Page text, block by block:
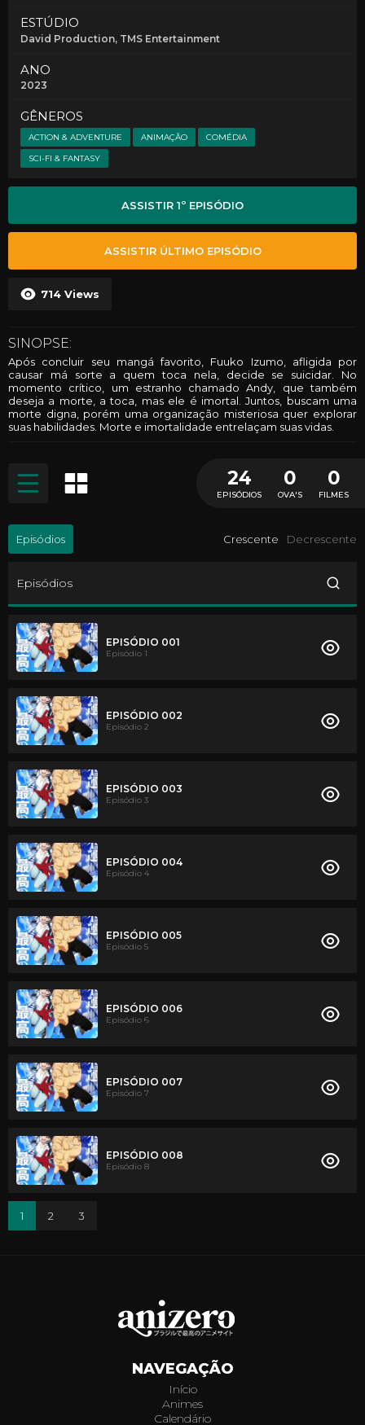
ESTÚDIO
David Production, TMS Entertainment
ANO
2023
GÊNEROS
ACTION & ADVENTURE ANIMAÇÃO
COMÉDIA
SCI-FI & FANTASY
714 Views
ASSISTIR 1º EPISÓDIO
ASSISTIR ÚLTIMO EPISÓDIO
SINOPSE:
Após concluir seu mangá favorito, Fuuko Izumo, afligida por
causar má sorte a quem toca nela, decide se suicidar. No
momento crítico, um estranho chamado Andy, que também
deseja a morte, a toca, mas ele é imortal. Juntos, buscam uma
morte digna, porém uma organização misteriosa quer explorar
suas habilidades. Morte e imortalidade entrelaçam suas vidas.
24
EPISÓDIOS
0
OVA'S
0
FILMES
Episódios Crescente Decrescente
Episódios
EPISÓDIO 001
Episódio 1
EPISÓDIO 002
Episódio 2
EPISÓDIO 003
Episódio 3
EPISÓDIO 004
Episódio 4
EPISÓDIO 005
Episódio 5
EPISÓDIO 006
Episódio 6
EPISÓDIO 007
Episódio 7
EPISÓDIO 008
Episódio 8
1 2 3
NAVEGAÇÃO
Início
Animes
Calendário